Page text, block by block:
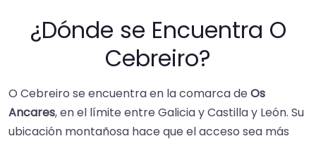
¿Dónde se Encuentra O
Cebreiro?
O Cebreiro se encuentra en la comarca de Os
Ancares, en el límite entre Galicia y Castilla y León. Su
ubicación montañosa hace que el acceso sea más